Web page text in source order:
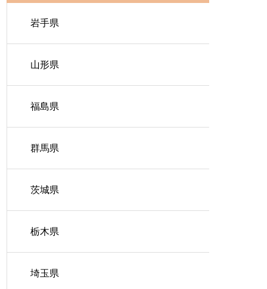
岩手県
山形県
福島県
群馬県
茨城県
栃木県
埼玉県